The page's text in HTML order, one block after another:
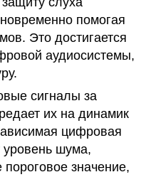
помогая
Это достигается
аудиосистемы,
сигналы за
их на динамик
цифровая
уровень шума,
значение,